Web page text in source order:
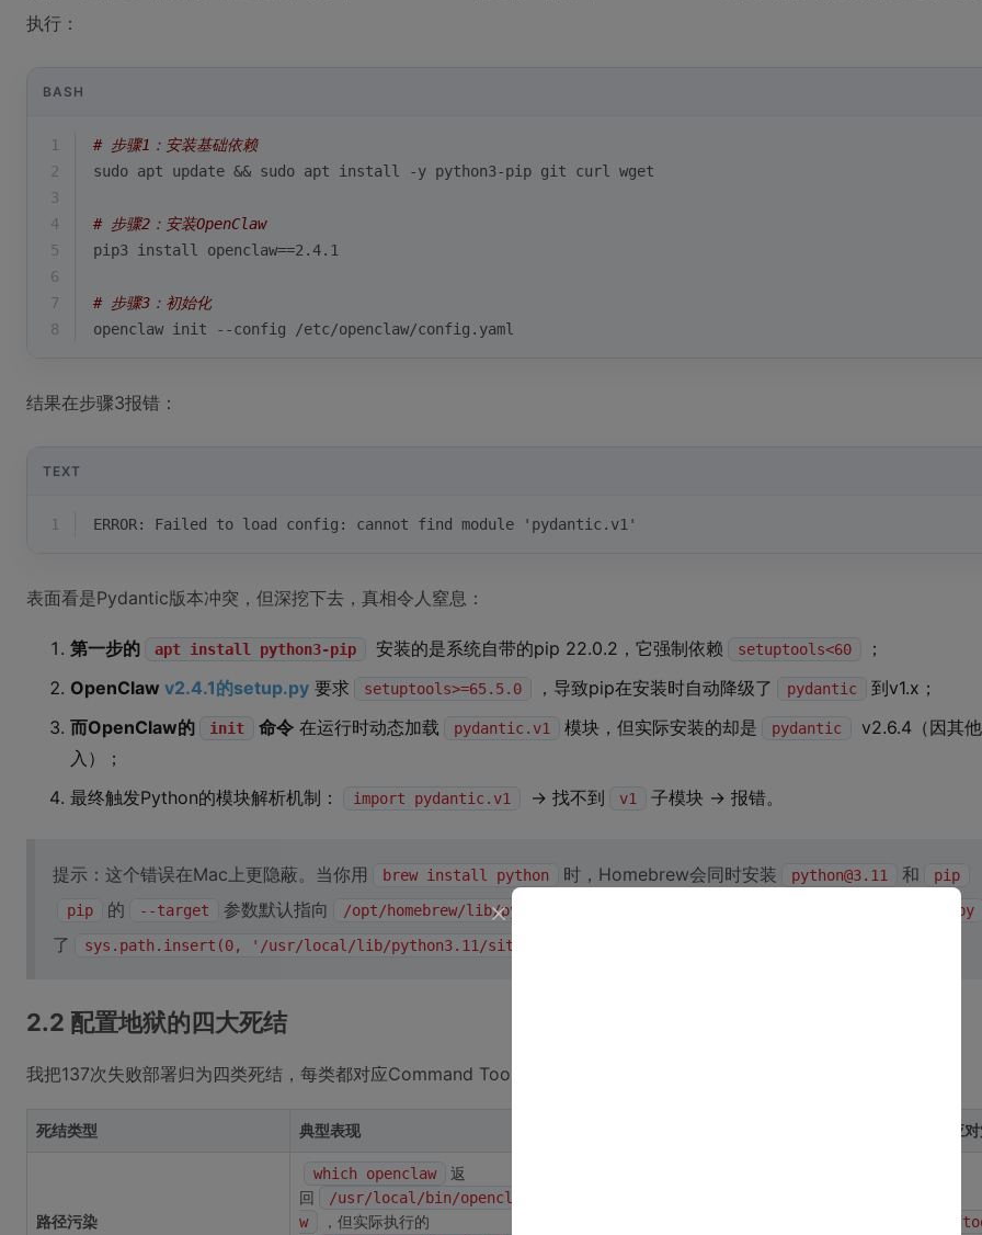
执行：
BASH
1
# 步骤1：安装基础依赖
2
sudo apt update && sudo apt install -y python3-pip git curl wget
3
4
# 步骤2：安装OpenClaw
5
pip3 install openclaw==2.4.1
6
7
# 步骤3：初始化
8
openclaw init --config /etc/openclaw/config.yaml
结果在步骤3报错：
TEXT
1 ERROR: Failed to load config: cannot find module 'pydantic.v1'
表面看是Pydantic版本冲突，但深挖下去，真相令人窒息：
第一步的 apt install python3-pip 安装的是系统自带的pip 22.0.2，它强制依赖 setuptools<60
；
OpenClaw v2.4.1的setup.py 要求 setuptools>=65.5.0 ，导致pip在安装时自动降级了 pydantic
到v1.x；
而OpenClaw的
init 命令 在运行时动态加载 pydantic.v1 模块，但实际安装的却是 pydantic
v2.6.4（因其
入）；
最终触发Python的模块解析机制：
import pydantic.v1 → 找不到 v1 子模块 → 报错。
提示：这个错误在Mac上更隐蔽。当你用 brew install python 时，Homebrew会同时安装 python@3.11 和 pip
pip 的 --target 参数默认指向 /opt/homebrew/lib/python3.11/site-packages __init__.py
了 sys.path.insert(0, '/usr/local/lib/python3.11/site-packages')
2.2 配置地狱的四大死结
我把137次失败部署归为四类死结，每类都对应Command Tools的破解逻辑：
死结类型 典型表现 Command Tools应
路径污染
which openclaw
返
回
/usr/local/bin/opencla
w
，但实际执行的
$HOME/